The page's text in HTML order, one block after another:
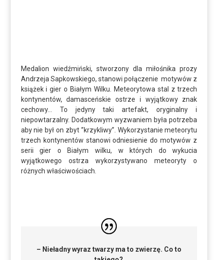
Medalion wiedźmiński, stworzony dla miłośnika prozy
Andrzeja Sapkowskiego, stanowi połączenie motywów z
książek i gier o Białym Wilku. Meteorytowa stal z trzech
kontynentów, damasceńskie ostrze i wyjątkowy znak
cechowy… To jedyny taki artefakt, oryginalny i
niepowtarzalny. Dodatkowym wyzwaniem była potrzeba
aby nie był on zbyt ”krzykliwy”. Wykorzystanie meteorytu
trzech kontynentów stanowi odniesienie do motywów z
serii gier o Białym wilku, w których do wykucia
wyjątkowego ostrza wykorzystywano meteoryty o
różnych właściwościach.
– Nieładny wyraz twarzy ma to zwierzę. Co to